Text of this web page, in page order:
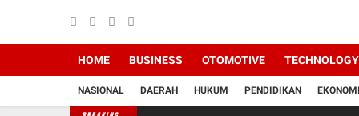
HOME BUSINESS OTOMOTIVE TECHNOLOGY
NASIONAL DAERAH HUKUM PENDIDIKAN